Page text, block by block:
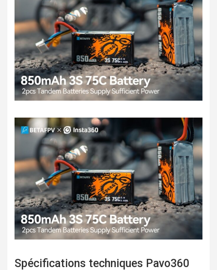
Spécifications techniques Pavo360